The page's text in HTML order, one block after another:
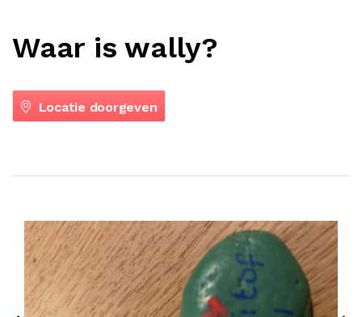
Waar is wally?
Locatie doorgeven